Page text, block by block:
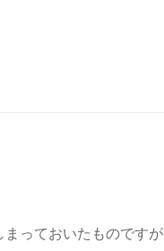
まっておいたものですが